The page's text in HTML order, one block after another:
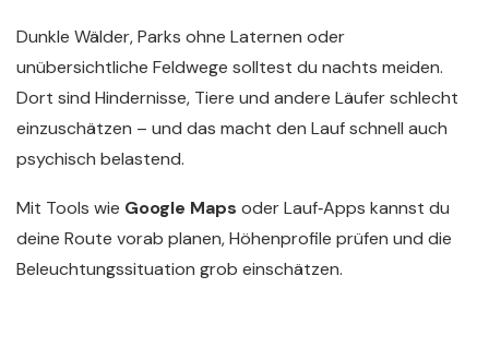
Dunkle Wälder, Parks ohne Laternen oder
unübersichtliche Feldwege solltest du nachts meiden.
Dort sind Hindernisse, Tiere und andere Läufer schlecht
einzuschätzen – und das macht den Lauf schnell auch
psychisch belastend.
Mit Tools wie Google Maps oder Lauf‑Apps kannst du
deine Route vorab planen, Höhenprofile prüfen und die
Beleuchtungssituation grob einschätzen.